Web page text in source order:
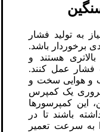
به تولید فشار
برخوردار باشد.
هستند و
فشار عمل کنند.
و هوایی سخت و
یک کمپرس
کمپرسورها
باشند تا در
به سرعت تعمیر